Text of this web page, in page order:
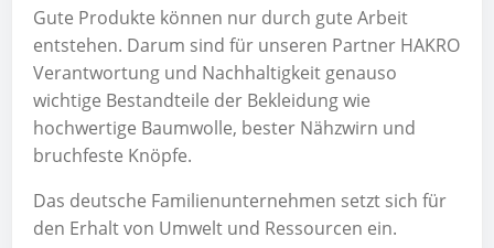
Gute Produkte können nur durch gute Arbeit
entstehen. Darum sind für unseren Partner HAKRO
Verantwortung und Nachhaltigkeit genauso
wichtige Bestandteile der Bekleidung wie
hochwertige Baumwolle, bester Nähzwirn und
bruchfeste Knöpfe.
Das deutsche Familien­unter­nehmen setzt sich für
den Er­halt von Um­welt und Ressourcen ein.